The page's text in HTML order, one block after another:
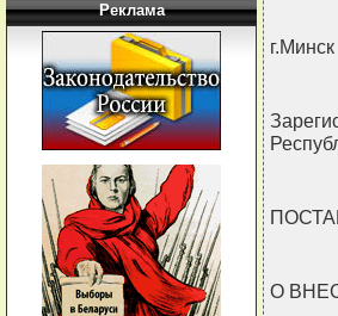
Реклама
г.Минск
О